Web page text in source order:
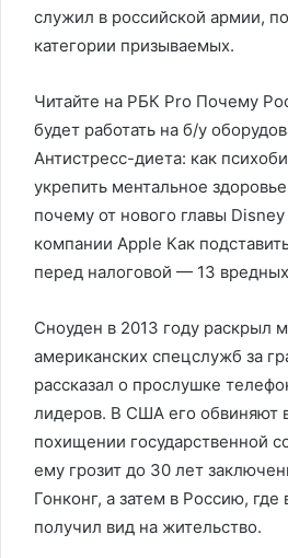
служил в российской армии,
категории призываемых.
Читайте на РБК Pro Почему
будет работать на б/у
Антистресс-диета: как
укрепить ментальное
почему от нового главы
компании Apple Как
перед налоговой — 13
Сноуден в 2013 году раскрыл
американских спецслужб за
рассказал о прослушке
лидеров. В США его обвиняют
похищении государственной
ему грозит до 30 лет
Гонконг, а затем в Россию, где
получил вид на жительство.